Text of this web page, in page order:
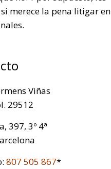
merece la pena litigar en
Viñas
29512
397, 3º 4ª
807 505 867*